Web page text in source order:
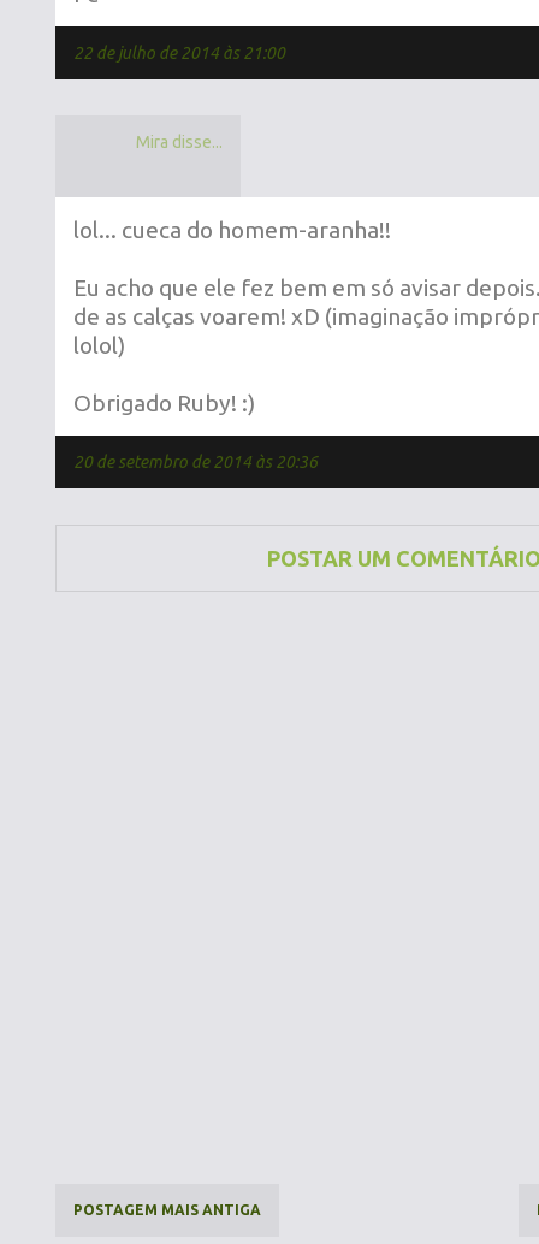
22 de julho de 2014 às 21:00
Mira disse...
lol... cueca do homem-aranha!!
Eu acho que ele fez bem em só avisar
de as calças voarem! xD (imaginação
lolol)
Obrigado Ruby! :)
20 de setembro de 2014 às 20:36
POSTAR UM
POSTAGEM MAIS ANTIGA